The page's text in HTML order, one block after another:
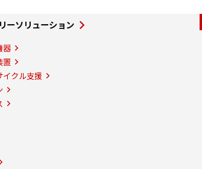
ーソリューション
器
置
イクル支援